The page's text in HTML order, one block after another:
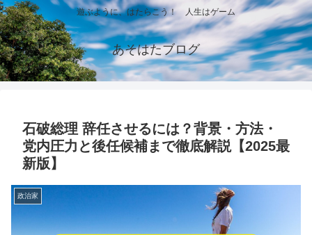
遊ぶように、はたらこう！ 人生はゲーム
あそはたブログ
石破総理 辞任させるには？背景・方法・
党内圧力と後任候補まで徹底解説【2025最
新版】
政治家